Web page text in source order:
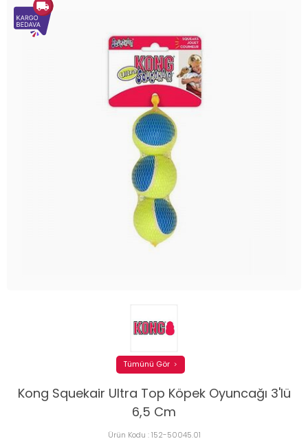
Kong Squekair Ultra Top Köpek Oyuncağı 3'lü
6,5 Cm
Ürün Kodu :152-50045.01
Tümünü Gör